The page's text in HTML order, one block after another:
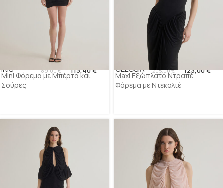
IRIS 189,00€ 113,40€
Mini Φόρεμα με Μπέρτα και
Σούρες
CELOSIA 205,00€ 123,00€
Maxi Εξώπλατο Ντραπέ
Φόρεμα με Ντεκολτέ